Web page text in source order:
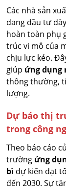
Các nhà sản
đang đầu tư
hoàn toàn phụ
trúc vi mô của
chịu lực kéo.
giúp ứng dụng
thông thường,
lượng.
Dự báo thị
trong công
Theo báo cáo
trường ứng
bì dự kiến đạt
đến 2030. Sự